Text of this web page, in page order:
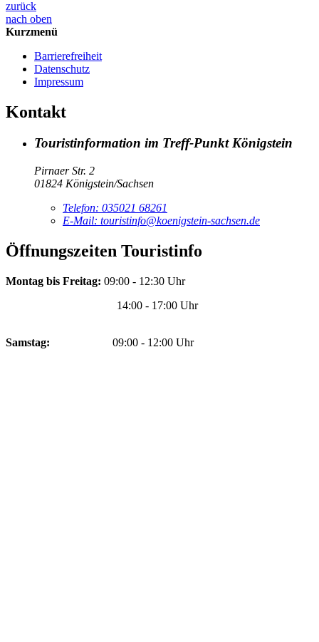
zurück
nach oben
Kurzmenü
Barrierefreiheit
Datenschutz
Impressum
Kontakt
Touristinformation im Treff-Punkt Königstein
Pirnaer Str. 2
01824 Königstein/Sachsen
Telefon: 035021 68261
E-Mail: touristinfo@koenigstein-sachsen.de
Öffnungszeiten Touristinfo
Montag bis Freitag: 09:00 - 12:30 Uhr
14:00 - 17:00 Uhr
Samstag: 09:00 - 12:00 Uhr